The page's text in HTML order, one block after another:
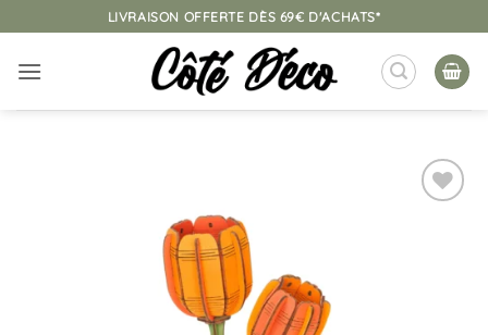
au
contenu
LIVRAISON OFFERTE DÈS 69€ D'ACHATS*